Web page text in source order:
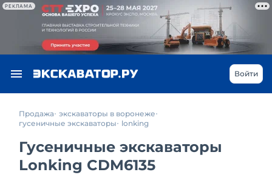
РЕКЛАМА
Войти
Продажа экскаваторы в воронеже
гусеничные экскаваторы
lonking
Гусеничные экскаваторы
Lonking CDM6135